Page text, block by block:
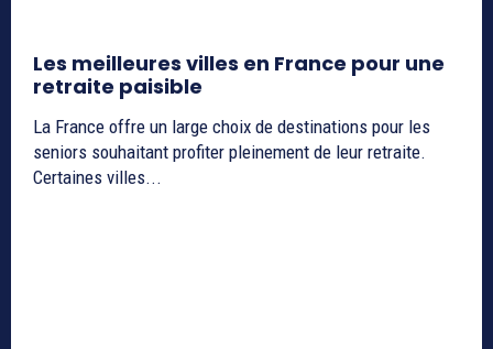
Les meilleures villes en France pour une
retraite paisible
La France offre un large choix de destinations pour les
seniors souhaitant profiter pleinement de leur retraite.
Certaines villes...